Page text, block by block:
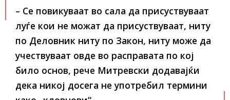
– Се повикуваат во сала да присуствуваат
луѓе кои не можат да присуствуваат, ниту
по Деловник ниту по Закон, ниту може да
учествуваат овде во расправата по кој
било основ, рече Митревски додавајќи
дека никој досега не употребил термини